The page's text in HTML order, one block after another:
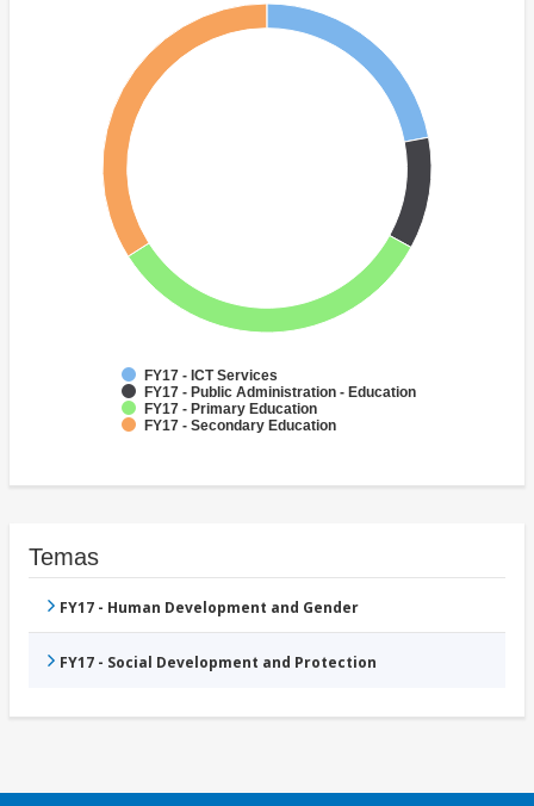
FY17 - ICT Services
FY17 - Public Administration - Education
FY17 - Primary Education
FY17 - Secondary Education
Temas
FY17 - Human Development and Gender
FY17 - Social Development and Protection